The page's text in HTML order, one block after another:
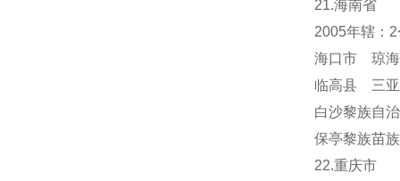
21.海南省
2005年辖：
海口市 琼
临高县 三
白沙黎族自
保亭黎族苗
22.重庆市